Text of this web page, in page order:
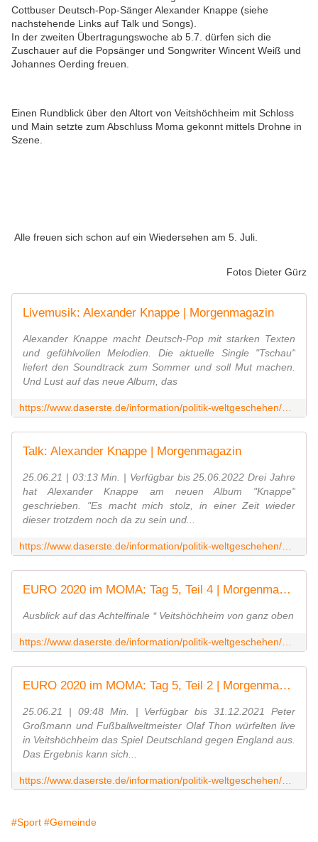
Cottbuser Deutsch-Pop-Sänger Alexander Knappe (siehe
nachstehende Links auf Talk und Songs).
In der zweiten Übertragungswoche ab 5.7. dürfen sich die
Zuschauer auf die Popsänger und Songwriter Wincent Weiß und
Johannes Oerding freuen.
Einen Rundblick über den Altort von Veitshöchheim mit Schloss
und Main setzte zum Abschluss Moma gekonnt mittels Drohne in
Szene.
Alle freuen sich schon auf ein Wiedersehen am 5. Juli.
Fotos Dieter Gürz
Livemusik: Alexander Knappe | Morgenmagazin
Alexander Knappe macht Deutsch-Pop mit starken Texten
und gefühlvollen Melodien. Die aktuelle Single "Tschau"
liefert den Soundtrack zum Sommer und soll Mut machen.
Und Lust auf das neue Album, das
Talk: Alexander Knappe | Morgenmagazin
25.06.21 | 03:13 Min. | Verfügbar bis 25.06.2022 Drei Jahre
hat Alexander Knappe am neuen Album "Knappe"
geschrieben. "Es macht mich stolz, in einer Zeit wieder
dieser trotzdem noch da zu sein und...
EURO 2020 im MOMA: Tag 5, Teil 4 | Morgenmagazin
Ausblick auf das Achtelfinale * Veitshöchheim von ganz oben
EURO 2020 im MOMA: Tag 5, Teil 2 | Morgenmagazin
25.06.21 | 09:48 Min. | Verfügbar bis 31.12.2021 Peter
Großmann und Fußballweltmeister Olaf Thon würfelten live
in Veitshöchheim das Spiel Deutschland gegen England aus.
Das Ergebnis kann sich...
#Sport #Gemeinde